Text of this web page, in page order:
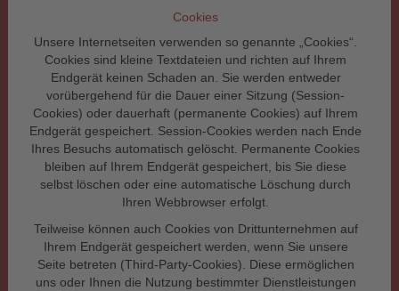
Cookies
Unsere Internetseiten verwenden so genannte „Cookies“.
Cookies sind kleine Textdateien und richten auf Ihrem
Endgerät keinen Schaden an. Sie werden entweder
vorübergehend für die Dauer einer Sitzung (Session-
Cookies) oder dauerhaft (permanente Cookies) auf Ihrem
Endgerät gespeichert. Session-Cookies werden nach Ende
Ihres Besuchs automatisch gelöscht. Permanente Cookies
bleiben auf Ihrem Endgerät gespeichert, bis Sie diese
selbst löschen oder eine automatische Löschung durch
Ihren Webbrowser erfolgt.
Teilweise können auch Cookies von Drittunternehmen auf
Ihrem Endgerät gespeichert werden, wenn Sie unsere
Seite betreten (Third-Party-Cookies). Diese ermöglichen
uns oder Ihnen die Nutzung bestimmter Dienstleistungen